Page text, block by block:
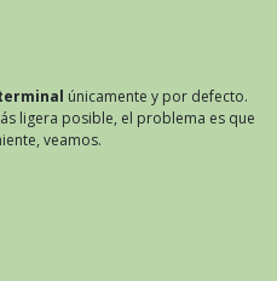
únicamente y por defecto.
ligera posible, el problema es que
veamos.